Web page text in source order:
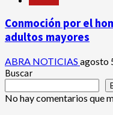
Conmoción por el
adultos mayores
ABRA NOTICIAS agosto
Buscar
No hay comentarios que